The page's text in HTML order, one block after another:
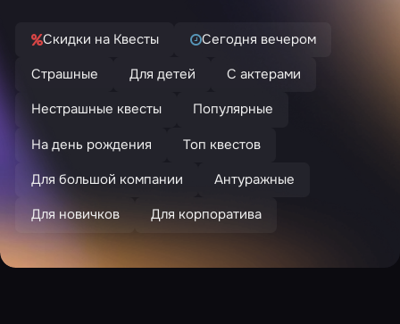
Скидки на Квесты
Сегодня вечером
Страшные
Для детей
С актерами
Нестрашные квесты
Популярные
На день рождения
Топ квестов
Для большой компании
Антуражные
Для новичков
Для корпоратива